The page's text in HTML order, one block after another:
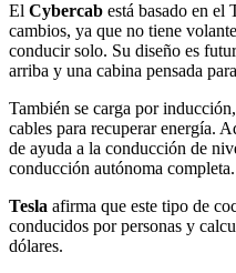
El Cybercab está basado en el
cambios, ya que no tiene
conducir solo. Su diseño es
arriba y una cabina pensada
También se carga por
cables para recuperar energía.
de ayuda a la conducción de
conducción autónoma completa.
Tesla afirma que este tipo de
conducidos por personas y
dólares.